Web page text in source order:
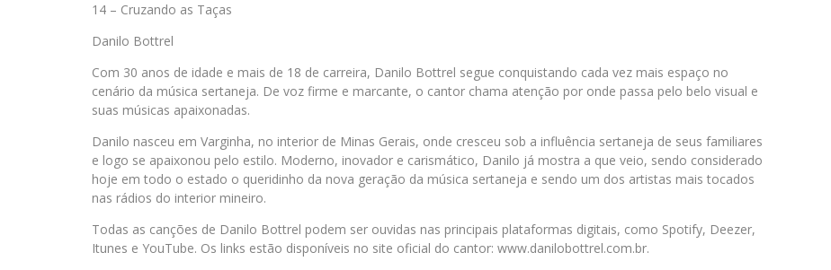
14 – Cruzando as Taças
Danilo Bottrel
Com 30 anos de idade e mais de 18 de carreira, Danilo Bottrel segue conquistando cada vez mais espaço no
cenário da música sertaneja. De voz firme e marcante, o cantor chama atenção por onde passa pelo belo visual e
suas músicas apaixonadas.
Danilo nasceu em Varginha, no interior de Minas Gerais, onde cresceu sob a influência sertaneja de seus familiares
e logo se apaixonou pelo estilo. Moderno, inovador e carismático, Danilo já mostra a que veio, sendo considerado
hoje em todo o estado o queridinho da nova geração da música sertaneja e sendo um dos artistas mais tocados
nas rádios do interior mineiro.
Todas as canções de Danilo Bottrel podem ser ouvidas nas principais plataformas digitais, como Spotify, Deezer,
Itunes e YouTube. Os links estão disponíveis no site oficial do cantor: www.danilobottrel.com.br.